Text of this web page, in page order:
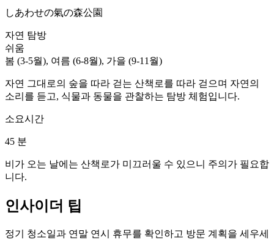
しあわせの氣の森公園
자연 탐방
쉬움
봄 (3-5월), 여름 (6-8월), 가을 (9-11월)
자연 그대로의 숲을 따라 걷는 산책로를 따라 걷으며 자연의
소리를 듣고, 식물과 동물을 관찰하는 탐방 체험입니다.
소요시간
45 분
비가 오는 날에는 산책로가 미끄러울 수 있으니 주의가 필요합
니다.
인사이더 팁
정기 청소일과 연말 연시 휴무를 확인하고 방문 계획을 세우세